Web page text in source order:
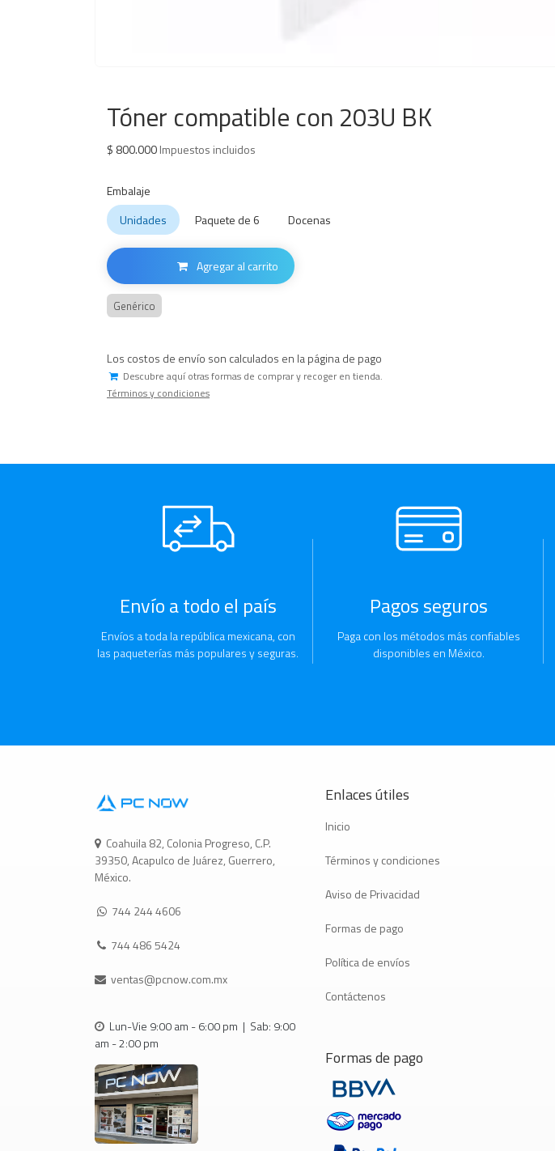
Tóner compatible con 203U BK
$ 800.000Impuestos incluidos
Embalaje
Unidades
Paquete de 6 Docenas
Agregar al carrito
Genérico
Los costos de envío son calculados en la página de pago
Descubre aquí otras formas de comprar y recoger en tienda.
Términos y condiciones
Envío a todo el país
Envíos a toda la república mexicana, con
las paqueterías más populares y seguras.
Pagos seguros
Paga con los métodos más confiables
disponibles en México.
Coahuila 82, Colonia Progreso, C.P.
39350, Acapulco de Juárez, Guerrero,
México.
744 244 4606
744 486 5424
ventas@pcnow.com.mx
Lun-Vie 9:00 am - 6:00 pm | Sab: 9:00
am - 2:00 pm
Enlaces útiles
Inicio
Términos y condiciones
Aviso de Privacidad
Formas de pago
Política de envíos
Contáctenos
Formas de pago